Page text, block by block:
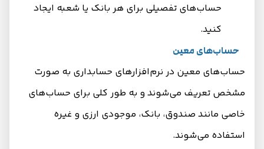
حساب‌های تفصیلی برای هر بانک یا شعبه ایجاد
کنید.
حساب‌های معین
حساب‌های معین در نرم‌افزارهای حسابداری به صورت
مشخص تعریف می‌شوند و به طور کلی برای حساب‌های
خاصی مانند صندوق، بانک، موجودی ارزی و غیره
استفاده می‌شوند.